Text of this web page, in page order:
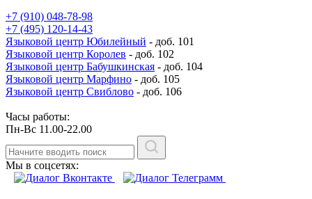
+7 (910) 048-78-98
+7 (495) 120-14-43
Языковой центр Юбилейный - доб. 101
Языковой центр Королев - доб. 102
Языковой центр Бабушкинская - доб. 104
Языковой центр Марфино - доб. 105
Языковой центр Свиблово - доб. 106
Часы работы:
Пн-Вс 11.00-22.00
Мы в соцсетях: